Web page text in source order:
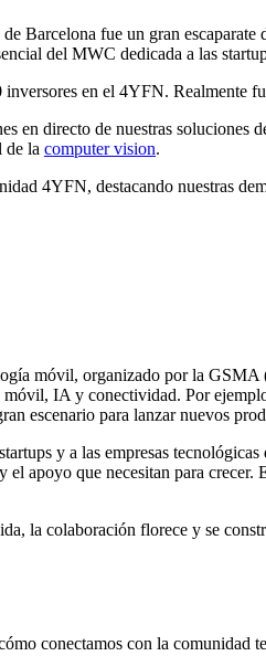
Barcelona fue un gran
del MWC dedicada a las
en el 4YFN.
en directo de nuestras soluciones
de la computer vision.
4YFN, destacando nuestras
móvil, organizado por la
móvil, IA y conectividad. Por
escenario para lanzar nuevos
y a las empresas
que necesitan para crecer.
la colaboración florece y se
conectamos con la comunidad